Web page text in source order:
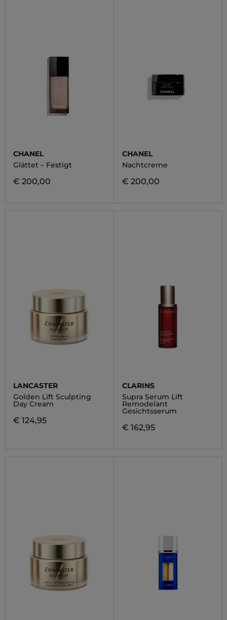
CHANEL
Glättet – Festigt
€ 200,00
CHANEL
Nachtcreme
€ 200,00
LANCASTER
Golden Lift Sculpting
Day Cream
€ 124,95
CLARINS
Supra Serum Lift
Remodelant
Gesichtsserum
€ 162,95